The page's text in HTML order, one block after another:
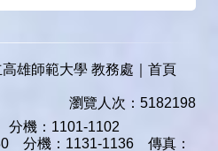
高雄師範大學 教務處｜首頁
瀏覽人次：5182198
機：1101-1102
分機：1131-1136 傳真：